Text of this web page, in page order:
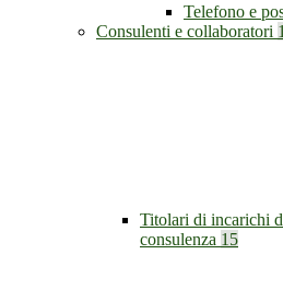
Telefono e
Consulenti e collaboratori
Titolari di incarichi
consulenza 15